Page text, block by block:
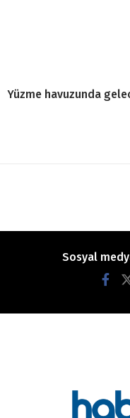
Yüzme havuzunda
Sosyal